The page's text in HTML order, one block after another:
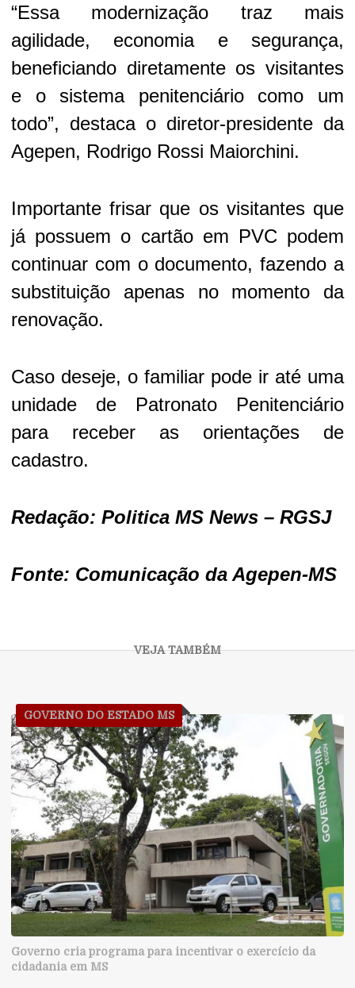
“Essa modernização traz mais
agilidade, economia e segurança,
beneficiando diretamente os visitantes
e o sistema penitenciário como um
todo”, destaca o diretor-presidente da
Agepen, Rodrigo Rossi Maiorchini.
Importante frisar que os visitantes que
já possuem o cartão em PVC podem
continuar com o documento, fazendo a
substituição apenas no momento da
renovação.
Caso deseje, o familiar pode ir até uma
unidade de Patronato Penitenciário
para receber as orientações de
cadastro.
Redação: Politica MS News – RGSJ
Fonte: Comunicação da Agepen-MS
GOVERNO DO ESTADO MS
Governo cria programa para incentivar o exercício da
cidadania em MS